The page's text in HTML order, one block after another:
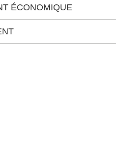
ÉCONOMIQUE